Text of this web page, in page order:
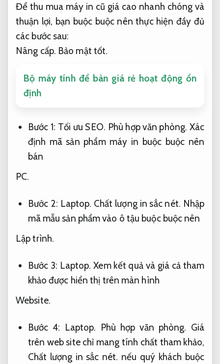
Để thu mua máy in cũ giá cao nhanh chóng và
thuận lợi, bạn buộc buộc nên thực hiện đầy đủ
các bước sau:
Nâng cấp. Bảo mật tốt.
Bộ máy tính để bàn giá rẻ hoạt động ổn
định
Bước 1: Tối ưu SEO. Phù hợp văn phòng. Xác
định mã sản phẩm máy in buộc buộc nên
bán
PC.
Bước 2: Laptop. Chất lượng in sắc nét. Nhập
mã mẫu sản phẩm vào ô tậu buộc buộc nên
Lập trình.
Bước 3: Laptop. Xem kết quả và giá cả tham
khảo được hiển thị trên màn hình
Website.
Bước 4: Laptop. Phù hợp văn phòng. Giá
trên web site chỉ mang tính chất tham khảo,
Chất lượng in sắc nét. nếu quý khách buộc